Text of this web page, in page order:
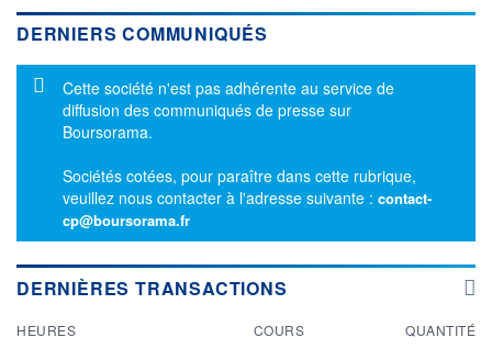
DERNIERS COMMUNIQUÉS
Message d'information
Cette société n'est pas adhérente au service de
diffusion des communiqués de presse sur
Boursorama.
Sociétés cotées, pour paraître dans cette rubrique,
veuillez nous contacter à l'adresse suivante : contact-
cp@boursorama.fr
DERNIÈRES TRANSACTIONS
HEURES COURS QUANTITÉ